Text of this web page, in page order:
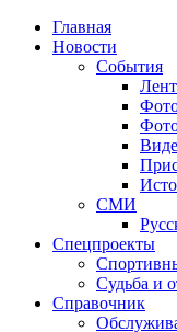
Главная
Новости
События
СМИ
Спецпроекты
Судьба и
Справочник